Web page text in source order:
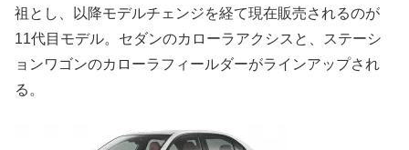
祖とし、以降モデルチェンジを経て現在販売されるのが
11代目モデル。セダンのカローラアクシスと、ステーシ
ョンワゴンのカローラフィールダーがラインアップされ
る。